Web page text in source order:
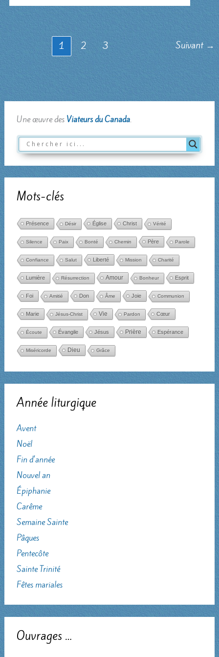
liberté
chrétienne
1 2 3 Suivant →
Une œuvre des Viateurs du Canada.
Mots-clés
Présence Désir Église Christ Vérité
Silence Paix Bonté Chemin Père Parole
Confiance Salut Liberté Mission Charité
Lumière Résurrection Amour Bonheur Esprit
Foi Amitié Don Âme Joie Communion
Marie Jésus-Christ Vie Pardon Cœur
Écoute Évangile Jésus Prière Espérance
Miséricorde Dieu Grâce
Année liturgique
Avent
Noël
Fin d'année
Nouvel an
Épiphanie
Carême
Semaine Sainte
Pâques
Pentecôte
Sainte Trinité
Fêtes mariales
Ouvrages …